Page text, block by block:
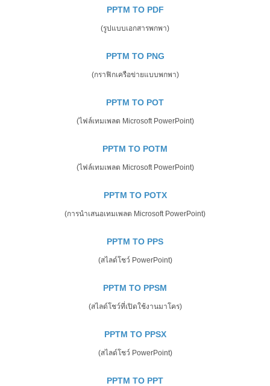
PPTM TO PDF
(รูปแบบเอกสารพกพา)
PPTM TO PNG
(กราฟิกเครือข่ายแบบพกพา)
PPTM TO POT
(ไฟล์เทมเพลต Microsoft PowerPoint)
PPTM TO POTM
(ไฟล์เทมเพลต Microsoft PowerPoint)
PPTM TO POTX
(การนำเสนอเทมเพลต Microsoft PowerPoint)
PPTM TO PPS
(สไลด์โชว์ PowerPoint)
PPTM TO PPSM
(สไลด์โชว์ที่เปิดใช้งานมาโคร)
PPTM TO PPSX
(สไลด์โชว์ PowerPoint)
PPTM TO PPT